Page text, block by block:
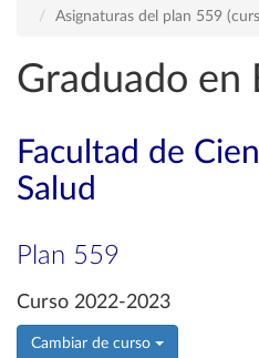
Asignaturas del plan 559
Graduado en
Facultad de
Salud
Plan 559
Curso 2022-2023
Cambiar de curso